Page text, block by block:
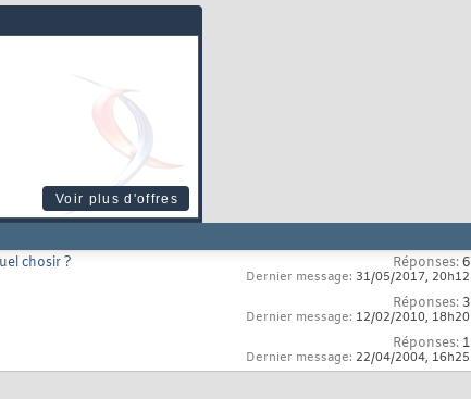
Voir plus d'offres
chosir ? Réponses:6
Dernier message: 31/05/2017, 20h12
Réponses: 3
Dernier message: 12/02/2010, 18h20
Réponses: 1
Dernier message: 22/04/2004, 16h25